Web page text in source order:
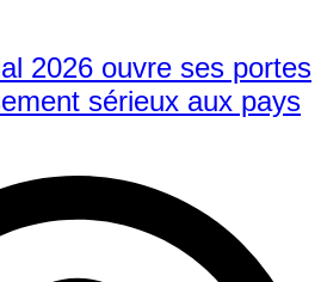
2026 ouvre ses portes
sérieux aux pays